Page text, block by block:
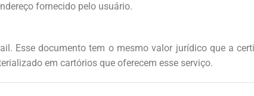
fornecido pelo usuário.
Esse documento tem o mesmo valor jurídico que a
em cartórios que oferecem esse serviço.